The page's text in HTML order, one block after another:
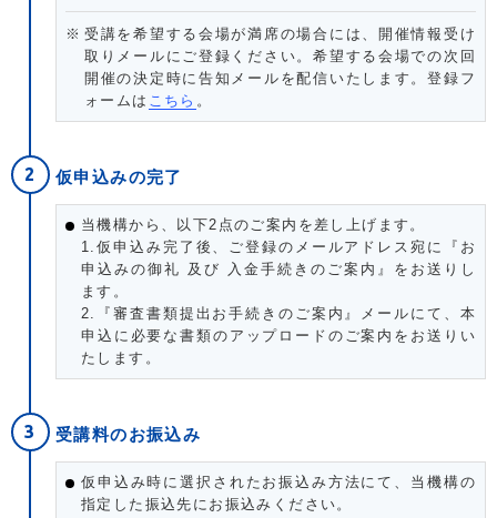
受講を希望する会場が満席の場合には、開催情報受け
取りメールにご登録ください。希望する会場での次回
開催の決定時に告知メールを配信いたします。登録フ
ォームは こちら 。
仮申込みの完了
当機構から、以下2点のご案内を差し上げます。
1.仮申込み完了後、ご登録のメールアドレス宛に『お
申込みの御礼 及び 入金手続きのご案内』をお送りし
ます。
2.『審査書類提出お手続きのご案内』メールにて、本
申込に必要な書類のアップロードのご案内をお送りい
たします。
受講料のお振込み
仮申込み時に選択されたお振込み方法にて、当機構の
指定した振込先にお振込みください。